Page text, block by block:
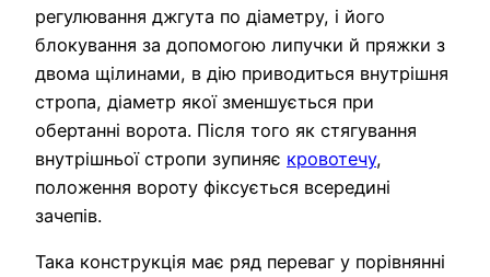
регулювання джгута по діаметру, і його
блокування за допомогою липучки й пряжки з
двома щілинами, в дію приводиться внутрішня
стропа, діаметр якої зменшується при
обертанні ворота. Після того як стягування
внутрішньої стропи зупиняє кровотечу,
положення вороту фіксується всередині
зачепів.
Така конструкція має ряд переваг у порівнянні